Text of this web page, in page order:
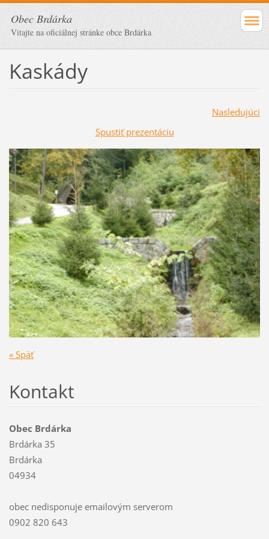
Obec Brdárka
Vitajte na oficiálnej stránke obce Brdárka
Kaskády
Nasledujúci
Spustiť prezentáciu
« Späť
Kontakt
Obec Brdárka
Brdárka 35
Brdárka
04934
obec nedisponuje emailovým serverom
0902 820 643